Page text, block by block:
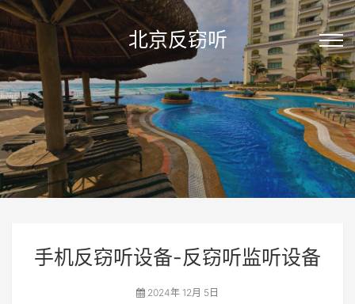
北京反窃听
手机反窃听设备-反窃听监听设备
2024年 12月 5日